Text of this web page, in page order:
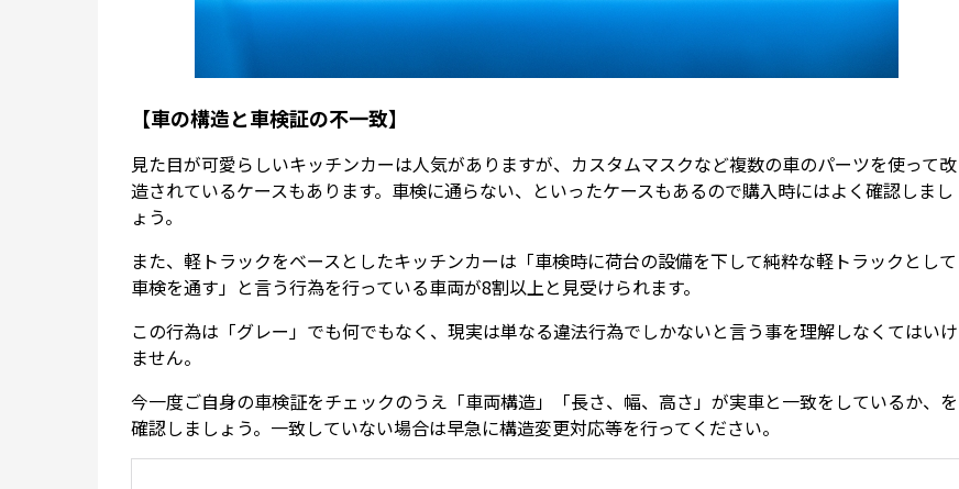
【車の構造と車検証の不一致】
見た目が可愛らしいキッチンカーは人気がありますが、カスタムマスクなど複数の車のパーツを使って改
造されているケースもあります。車検に通らない、といったケースもあるので購入時にはよく確認しまし
ょう。
また、軽トラックをベースとしたキッチンカーは「車検時に荷台の設備を下して純粋な軽トラックとして
車検を通す」と言う行為を行っている車両が8割以上と見受けられます。
この行為は「グレー」でも何でもなく、現実は単なる違法行為でしかないと言う事を理解しなくてはいけ
ません。
今一度ご自身の車検証をチェックのうえ「車両構造」「長さ、幅、高さ」が実車と一致をしているか、を
確認しましょう。一致していない場合は早急に構造変更対応等を行ってください。